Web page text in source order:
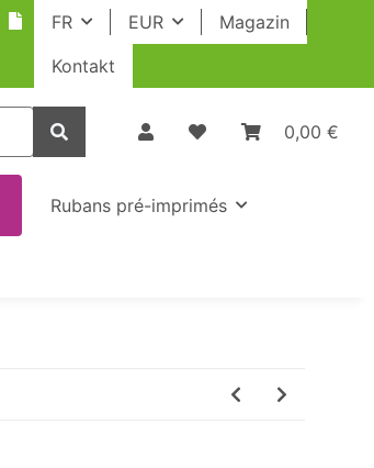
FR EUR
Magazin
Kontakt
0,00 €
Rubans pré-imprimés